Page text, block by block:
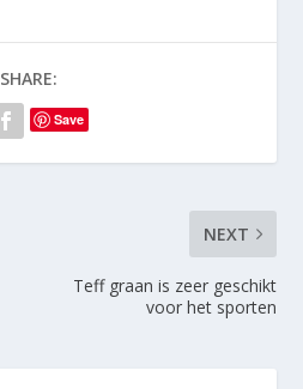
SHARE:
Save
NEXT
Teff graan is zeer geschikt
voor het sporten